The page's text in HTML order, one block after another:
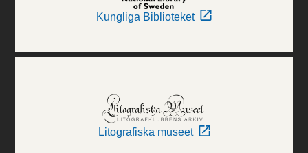
Kungliga Biblioteket
Litografiska museet